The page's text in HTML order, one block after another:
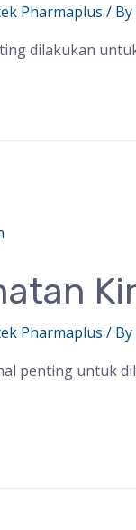
Pharmaplus / By
dilakukan
Pharmaplus / By
penting untuk